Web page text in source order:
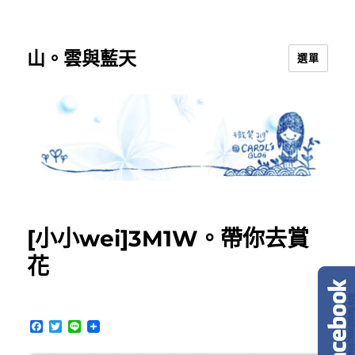
山。雲與藍天 選單
[小小wei]3M1W。帶你去賞
花
F
T
L